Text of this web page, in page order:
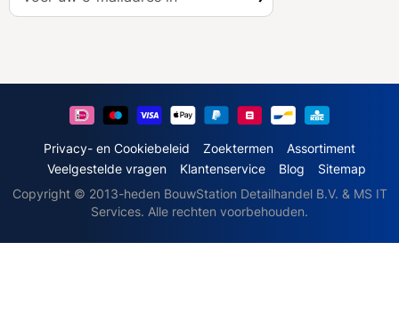
e
o
z
Privacy- en Cookiebeleid Zoektermen
Assortiment
Veelgestelde vragen
Klantenservice Blog
Sitemap
Copyright © 2013-heden BouwStation Detailhandel B.V. & MS IT
Services. Alle rechten voorbehouden.